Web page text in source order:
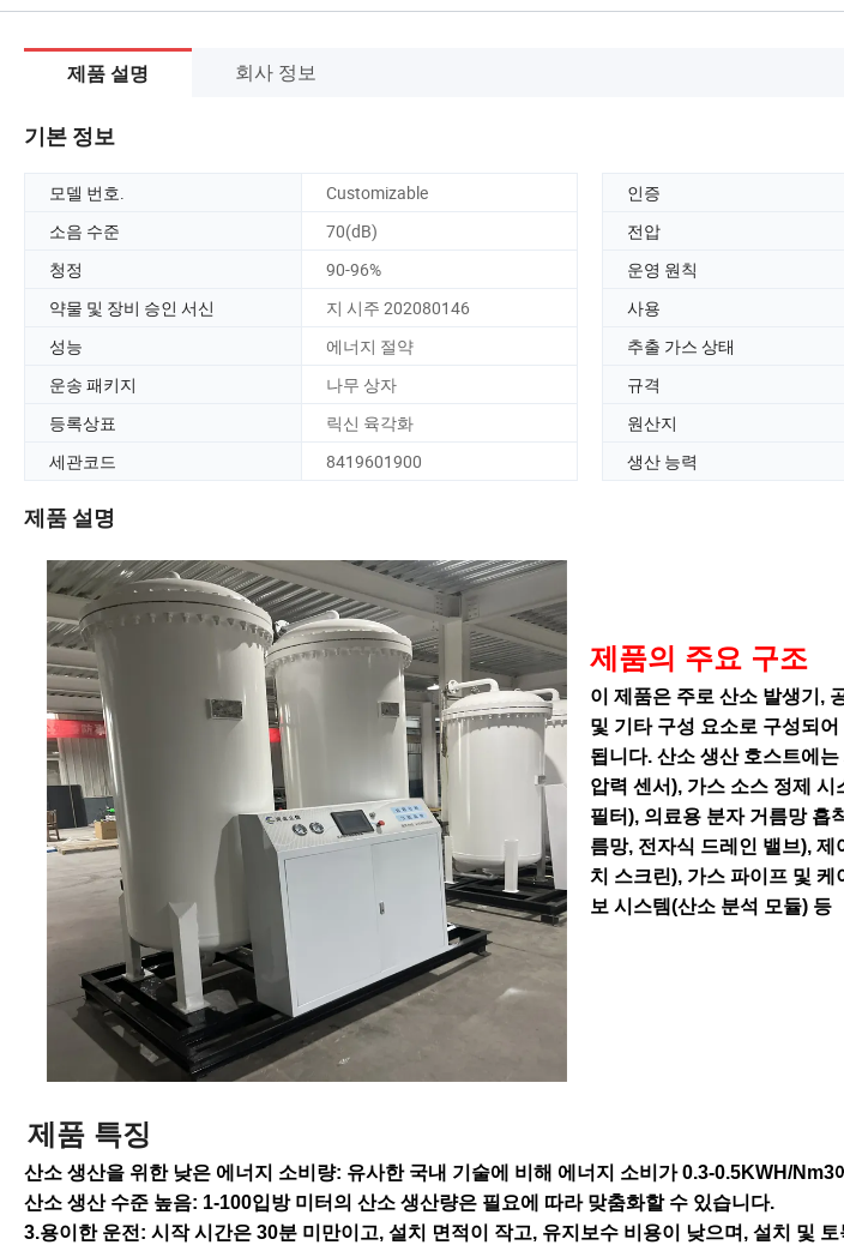
제품 설명 회사 정보
기본 정보
모델 번호. Customizable 인증
소음 수준
70(dB) 전압
청정
90-96% 운영 원칙
약물 및 장비 승인 서신
지 시주 202080146 사용
성능
에너지 절약 추출 가스 상태
운송 패키지
나무 상자 규격
등록상표
릭신 육각화 원산지
세관코드
8419601900 생산 능력
제품 설명
제품의 주요 구조
이 제품은 주로 산소 발생기,
및 기타 구성 요소로 구성되
됩니다. 산소 생산 호스트에
압력 센서), 가스 소스 정제
필터), 의료용 분자 거름망 흡
름망, 전자식 드레인 밸브),
치 스크린), 가스 파이프 및
보 시스템(산소 분석 모듈) 등
제품 특징
산소 생산을 위한 낮은 에너지 소비량: 유사한 국내 기술에 비해 에너지 소비가 0.3-0.5KWH/Nm3
산소 생산 수준 높음: 1-100입방 미터의 산소 생산량은 필요에 따라 맞춤화할 수 있습니다.
3.용이한 운전: 시작 시간은 30분 미만이고, 설치 면적이 작고, 유지보수 비용이 낮으며, 설치 및